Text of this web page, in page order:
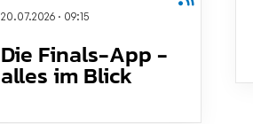
20.07.2026 · 09:15
Die Finals-App -
alles im Blick